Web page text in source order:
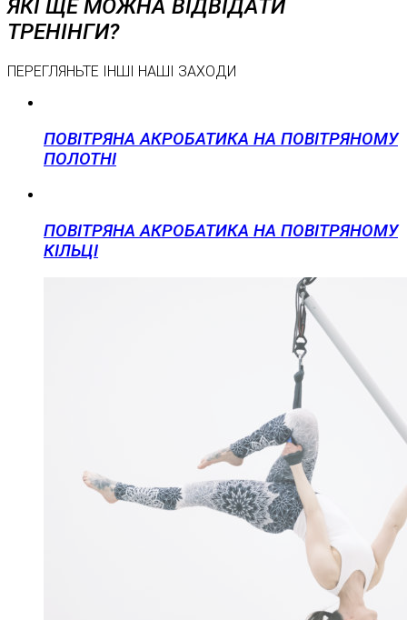
ЯКІ ЩЕ МОЖНА ВІДВІДАТИ
ТРЕНІНГИ?
ПЕРЕГЛЯНЬТЕ ІНШІ НАШІ ЗАХОДИ
ПОВІТРЯНА АКРОБАТИКА НА ПОВІТРЯНОМУ
ПОЛОТНІ
ПОВІТРЯНА АКРОБАТИКА НА ПОВІТРЯНОМУ
КІЛЬЦІ